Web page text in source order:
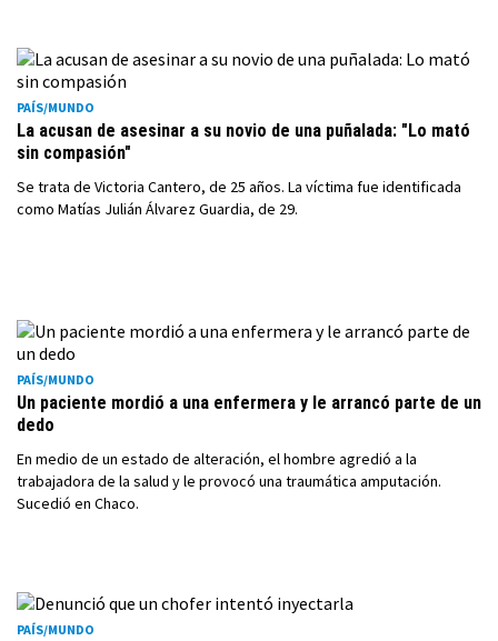
PAÍS/MUNDO
La acusan de asesinar a su novio de una puñalada: "Lo mató
sin compasión"
Se trata de Victoria Cantero, de 25 años. La víctima fue identificada
como Matías Julián Álvarez Guardia, de 29.
PAÍS/MUNDO
Un paciente mordió a una enfermera y le arrancó parte de un
dedo
En medio de un estado de alteración, el hombre agredió a la
trabajadora de la salud y le provocó una traumática amputación.
Sucedió en Chaco.
PAÍS/MUNDO